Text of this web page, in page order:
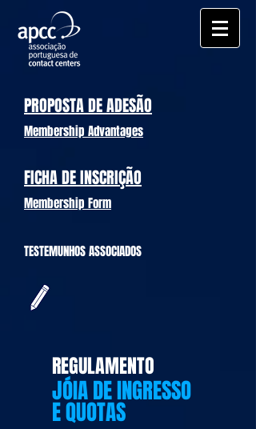
PROPOSTA DE ADESÃO
Membership Advantages
FICHA DE INSCRIÇÃO
Membership Form
TESTEMUNHOS ASSOCIADOS
REGULAMENTO
JÓIA DE INGRESSO
E QUOTAS